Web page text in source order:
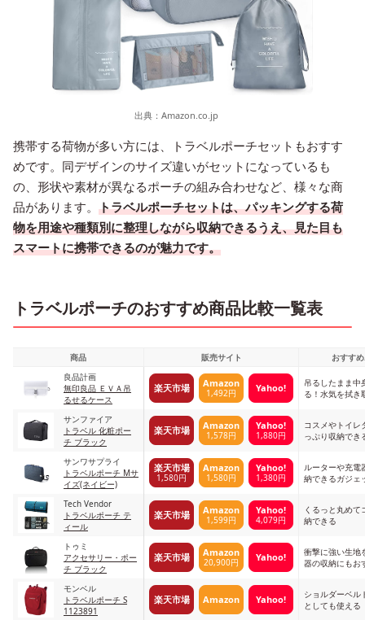
出典： Amazon.co.jp
携帯する荷物が多い方には、トラベルポーチセットもおすす
めです。同デザインのサイズ違いがセットになっているも
の、形状や素材が異なるポーチの組み合わせなど、様々な商
品があります。 トラベルポーチセットは、パッキングする荷
物を用途や種類別に整理しながら収納できるうえ、見た目も
スマートに携帯できるのが魅力です。
トラベルポーチのおすすめ商品比較一覧表
商品 販売サイト
おすす
良品計画
無印良品 ＥＶＡ吊
るせるケース
楽天市場 Amazon
1,492円 Yahoo!
吊るしたまま中
る！水気を拭き
サンファイア
トラベル 化粧ポー
チ ブラック
楽天市場 Amazon
1,578円
Yahoo!
1,880円
コスメやトイレ
っぷり収納でき
サンワサプライ
トラベルポーチ Mサ
イズ(ネイビー)
楽天市場
1,580円
Amazon
1,580円
Yahoo!
1,380円
ルーターや充電
納できるガジェ
Tech Vendor
トラベルポーチ テ
ィール
楽天市場 Amazon
1,599円
Yahoo!
4,079円
くるっと丸めて
納できる
トゥミ
アクセサリー・ポー
チ ブラック
楽天市場 Amazon
20,900円 Yahoo!
衝撃に強い生地
器の収納にもお
モンベル
トラベルポーチ S
1123891
楽天市場 Amazon Yahoo!
ショルダーベル
としても使える